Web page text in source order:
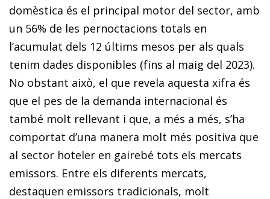
domèstica és el principal motor del sector, amb
un 56% de les pernoctacions totals en
l’acumulat dels 12 últims mesos per als quals
tenim dades disponibles (fins al maig del 2023).
No obstant això, el que revela aquesta xifra és
que el pes de la demanda internacional és
també molt rellevant i que, a més a més, s’ha
comportat d’una manera molt més positiva que
al sector hoteler en gairebé tots els mercats
emissors. Entre els diferents mercats,
destaquen emissors tradicionals, molt